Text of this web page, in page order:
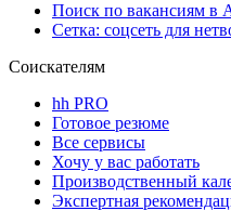
Поиск по вакансиям
Сетка: соцсеть для
Соискателям
hh PRO
Готовое резюме
Все сервисы
Хочу у вас работать
Производственный
Экспертная